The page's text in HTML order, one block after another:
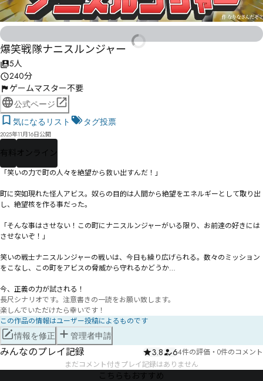
爆笑戦隊ナニスルンジャー
5人
240分
ゲームマスター不要
公式ページ
気になるリスト
タグ投票
2025年11月16日公開
有料 オンライン
「笑いの力で町の人々を絶望から救い出すんだ！」
町に突如現れた怪人アビス。奴らの目的は人間から絶望をエネルギーとして取り出
し、絶望核を作る事だった。
「そんな事はさせない！この町にナニスルンジャーがいる限り、お前達の好きには
させないぞ！」
笑いの戦士ナニスルンジャーの戦いは、今日も繰り広げられる。数々のミッション
をこなし、この町をアビスの脅威から守れるかどうか…
今、正義の力が試される！
長尺シナリオです。注意書きの一読をお願い致します。
楽しんでいただけたら幸いです！
この作品の情報はユーザー投稿によるものです
情報を修正 管理者申請
みんなのプレイ記録 3.8 64件の評価 ・ 0件のコメント
まだコメント付きプレイ記録はありません
こちらもおすすめ